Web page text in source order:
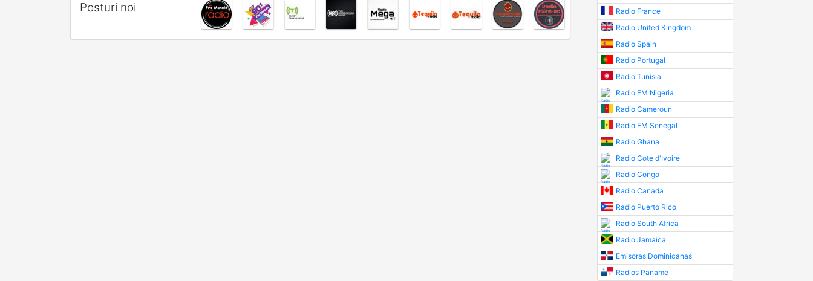
Posturi noi
Radio France
Radio United Kingdom
Radio Spain
Radio Portugal
Radio Tunisia
Radio FM Nigeria
Radio Cameroun
Radio FM Senegal
Radio Ghana
Radio Cote d'Ivoire
Radio Congo
Radio Canada
Radio Puerto Rico
Radio South Africa
Radio Jamaica
Emisoras Dominicanas
Radios Paname